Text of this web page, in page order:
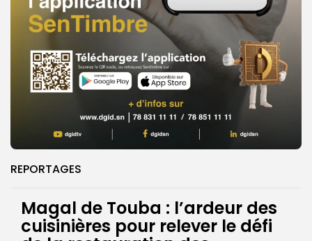
REPORTAGES
Magal de Touba : l’ardeur des
cuisinières pour relever le défi